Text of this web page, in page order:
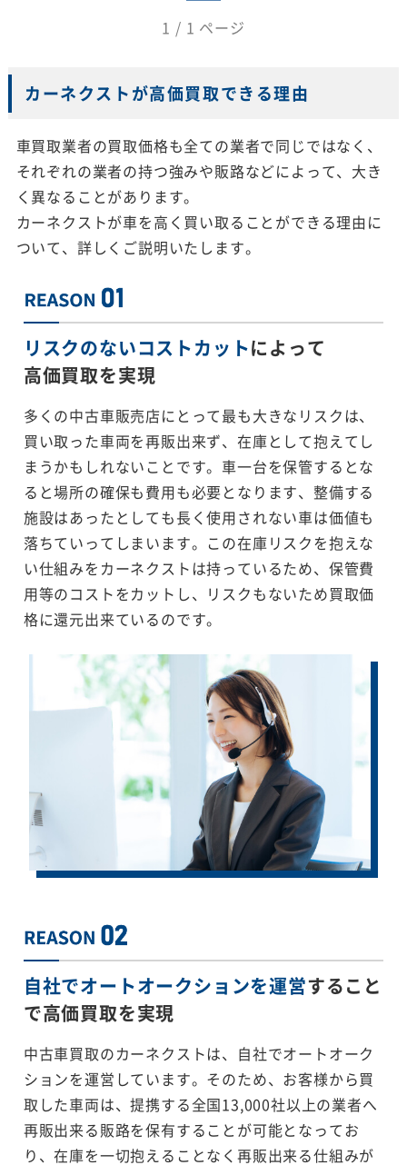
1 / 1 ページ
カーネクストが高価買取できる理由
車買取業者の買取価格も全ての業者で同じではなく、
それぞれの業者の持つ強みや販路などによって、大き
く異なることがあります。
カーネクストが車を高く買い取ることができる理由に
ついて、詳しくご説明いたします。
リスクのないコストカットによって
高価買取を実現
多くの中古車販売店にとって最も大きなリスクは、
買い取った車両を再販出来ず、在庫として抱えてし
まうかもしれないことです。車一台を保管するとな
ると場所の確保も費用も必要となります、整備する
施設はあったとしても長く使用されない車は価値も
落ちていってしまいます。この在庫リスクを抱えな
い仕組みをカーネクストは持っているため、保管費
用等のコストをカットし、リスクもないため買取価
格に還元出来ているのです。
自社でオートオークションを運営すること
で高価買取を実現
中古車買取のカーネクストは、自社でオートオーク
ションを運営しています。そのため、お客様から買
取した車両は、提携する全国13,000社以上の業者へ
再販出来る販路を保有することが可能となってお
り、在庫を一切抱えることなく再販出来る仕組みが